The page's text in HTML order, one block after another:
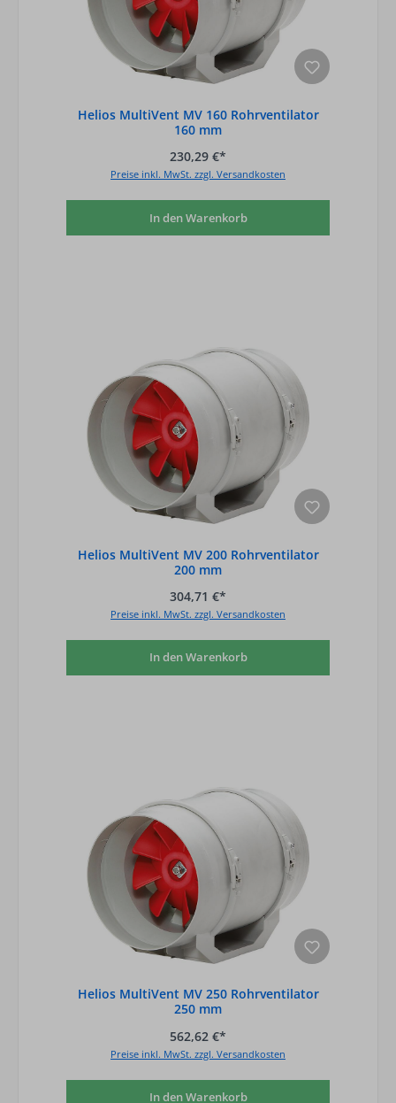
Helios MultiVent MV 160 Rohrventilator
160 mm
230,29 €*
Preise inkl. MwSt. zzgl. Versandkosten
In den Warenkorb
Helios MultiVent MV 200 Rohrventilator
200 mm
304,71 €*
Preise inkl. MwSt. zzgl. Versandkosten
In den Warenkorb
Helios MultiVent MV 250 Rohrventilator
250 mm
562,62 €*
Preise inkl. MwSt. zzgl. Versandkosten
In den Warenkorb